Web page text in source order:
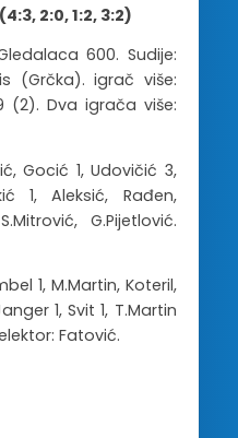
2:0, 1:2, 3:2)
600. Sudije:
(Grčka). igrač više:
(2). Dva igrača više:
Gocić 1, Udovičić 3,
1, Aleksić, Rađen,
G.Pijetlović.
1, M.Martin, Koteril,
1, Svit 1, T.Martin
Fatović.